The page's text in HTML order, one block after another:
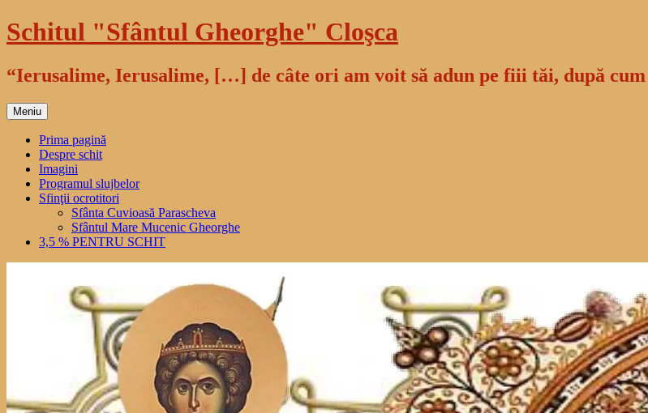
Sari
la
Schitul "Sfântul Gheorghe" Cloşca
“Ierusalime, Ierusalime, […] de câte ori am voit să adun pe fiii tăi, după
Meniu
Prima pagină
Despre schit
Imagini
Programul slujbelor
Sfinţii ocrotitori
Sfânta Cuvioasă Parascheva
Sfântul Mare Mucenic Gheorghe
3,5 % PENTRU SCHIT